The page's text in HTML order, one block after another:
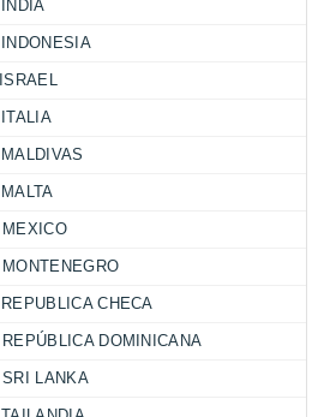
INDIA
INDONESIA
ISRAEL
ITALIA
MALDIVAS
MALTA
MEXICO
MONTENEGRO
REPUBLICA CHECA
REPÚBLICA DOMINICANA
SRI LANKA